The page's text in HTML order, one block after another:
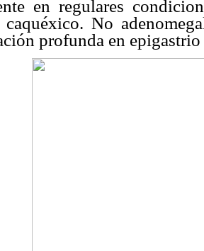
en regulares
caquéxico. No
profunda en